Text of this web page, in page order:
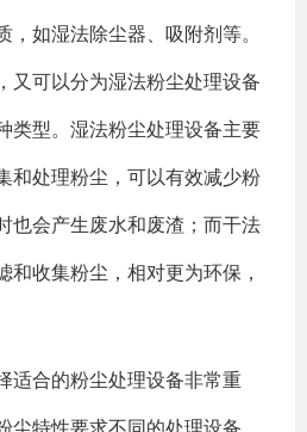
如湿法除尘器、吸附剂等。
又可以分为湿法粉尘处理设备
类型。湿法粉尘处理设备主要
和处理粉尘，可以有效减少粉
也会产生废水和废渣；而干法
和收集粉尘，相对更为环保，
适合的粉尘处理设备非常重